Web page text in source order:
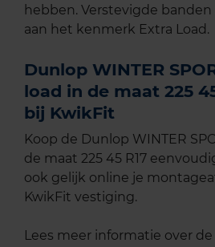
hebben. Verstevigde
aan het kenmerk Extra Load.
Dunlop WINTER
load in de maat 225
bij KwikFit
Koop de Dunlop WINTER
de maat 225 45 R17
ook gelijk online je
KwikFit vestiging.
Lees meer informatie over